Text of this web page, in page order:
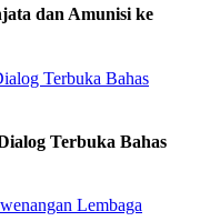
dan Amunisi ke
Terbuka Bahas